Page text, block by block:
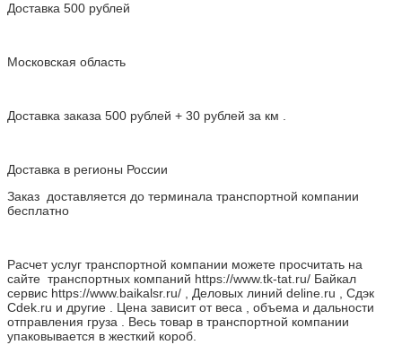
Доставка 500 рублей
Московская область
Доставка заказа 500 рублей + 30 рублей за км .
Доставка в регионы России
Заказ доставляется до терминала транспортной компании
бесплатно
Расчет услуг транспортной компании можете просчитать на
сайте транспортных компаний https://www.tk-tat.ru/ Байкал
сервис https://www.baikalsr.ru/ , Деловых линий deline.ru , Сдэк
Cdek.ru и другие . Цена зависит от веса , объема и дальности
отправления груза . Весь товар в транспортной компании
упаковывается в жесткий короб.